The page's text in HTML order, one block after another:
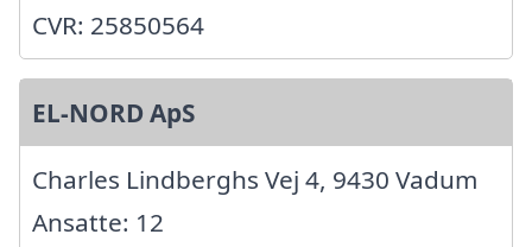
CVR: 25850564
EL-NORD ApS
Charles Lindberghs Vej 4, 9430 Vadum
Ansatte: 12